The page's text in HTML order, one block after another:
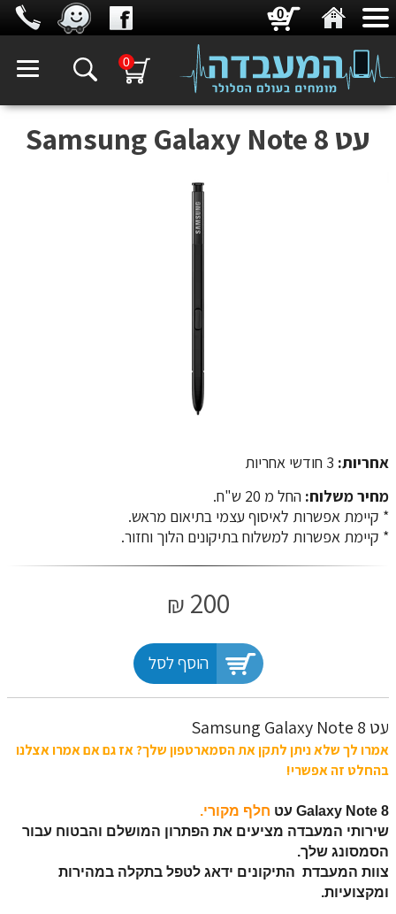
0
עט Samsung Galaxy Note 8
אחריות: 3 חודשי אחריות
מחיר משלוח: החל מ 20 ש"ח.
​​​​​​​* קיימת אפשרות לאיסוף עצמי בתיאום מראש.
* קיימת אפשרות למשלוח בתיקונים הלוך וחזור.
200
₪
הוסף לסל
עט Samsung Galaxy Note 8
אמרו לך שלא ניתן לתקן את הסמארטפון שלך? אז גם אם אמרו אצלנו
בהחלט זה אפשרי!
Galaxy Note 8 עט חלף מקורי.
שירותי המעבדה מציעים את הפתרון המושלם והבטוח עבור
הסמסונג שלך.
צוות המעבדת התיקונים ידאג לטפל בתקלה במהירות
ומקצועיות.
0